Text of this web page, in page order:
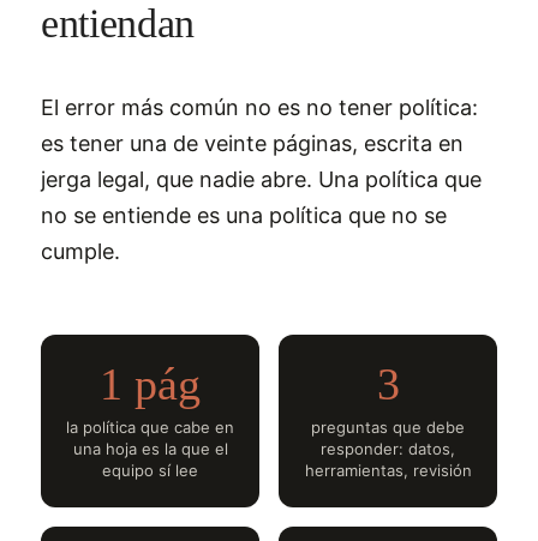
entiendan
El error más común no es no tener política:
es tener una de veinte páginas, escrita en
jerga legal, que nadie abre. Una política que
no se entiende es una política que no se
cumple.
1 pág
la política que cabe en
una hoja es la que el
equipo sí lee
3
preguntas que debe
responder: datos,
herramientas, revisión